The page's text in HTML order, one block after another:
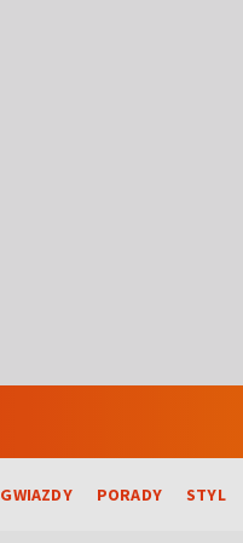
GWIAZDY PORADY STYL